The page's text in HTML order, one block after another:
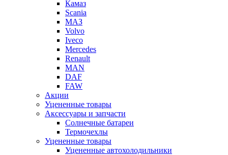
Камаз
Scania
МАЗ
Volvo
Iveco
Mercedes
Renault
MAN
DAF
FAW
Акции
Уцененные товары
Аксессуары и запчасти
Солнечные батареи
Термочехлы
Уцененные товары
Уцененные автохолодильники